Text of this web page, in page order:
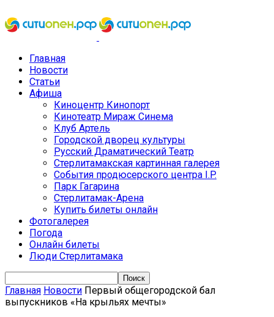
Главная
Новости
Статьи
Афиша
Киноцентр Кинопорт
Кинотеатр Мираж Синема
Клуб Артель
Городской дворец культуры
Русский Драматический Театр
Стерлитамакская картинная галерея
События продюсерского центра I.P.
Парк Гагарина
Стерлитамак-Арена
Купить билеты онлайн
Фотогалерея
Погода
Онлайн билеты
Люди Стерлитамака
Главная Новости Первый общегородской бал
выпускников «На крыльях мечты»